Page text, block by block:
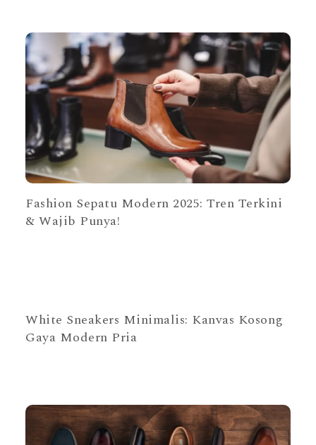
Fashion Sepatu Modern 2025: Tren Terkini
& Wajib Punya!
White Sneakers Minimalis: Kanvas Kosong
Gaya Modern Pria